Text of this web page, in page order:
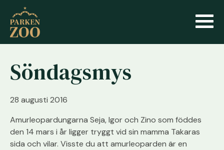
Söndagsmys
28 augusti 2016
Amurleopardungarna Seja, Igor och Zino som föddes
den 14 mars i år ligger tryggt vid sin mamma Takaras
sida och vilar. Visste du att amurleoparden är en